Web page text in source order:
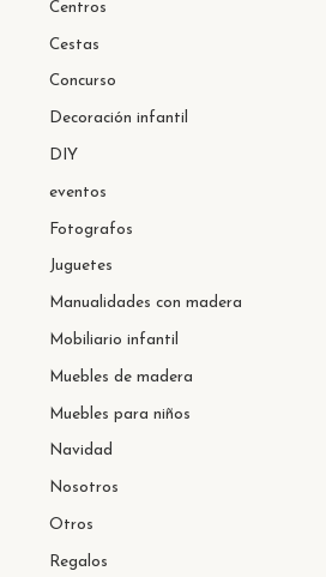
Centros
Cestas
Concurso
Decoración infantil
DIY
eventos
Fotografos
Juguetes
Manualidades con madera
Mobiliario infantil
Muebles de madera
Muebles para niños
Navidad
Nosotros
Otros
Regalos